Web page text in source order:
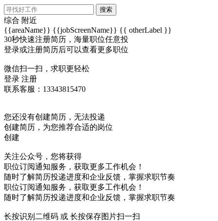
搜索
综合 附近
{{areaName}} {{jobScreenName}} {{ otherLabel }}
30秒快速注册简历，海量职位任意投
登录或注册简历后可以查看更多职位
微信扫一扫，求职更轻松
登录 注册
联系客服：13343815470
您还没有创建简历，无法投递
创建简历，为您推荐合适的岗位
创建
关注公众号，您将获得
职位订阅通知服务，获取更多工作机会！
随时了解简历投递进度和企业反馈，掌握求职节奏
职位订阅通知服务，获取更多工作机会！
随时了解简历投递进度和企业反馈，掌握求职节奏
长按识别二维码 或 长按保存图片扫一扫